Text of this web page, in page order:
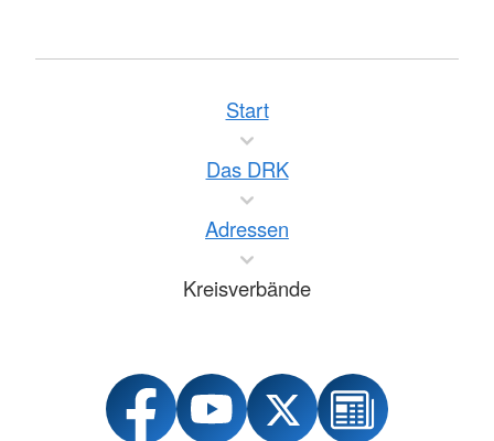
Start
Das DRK
Adressen
Kreisverbände